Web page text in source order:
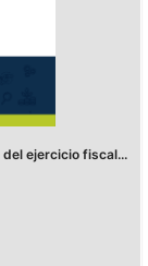
ejercicio fiscal...